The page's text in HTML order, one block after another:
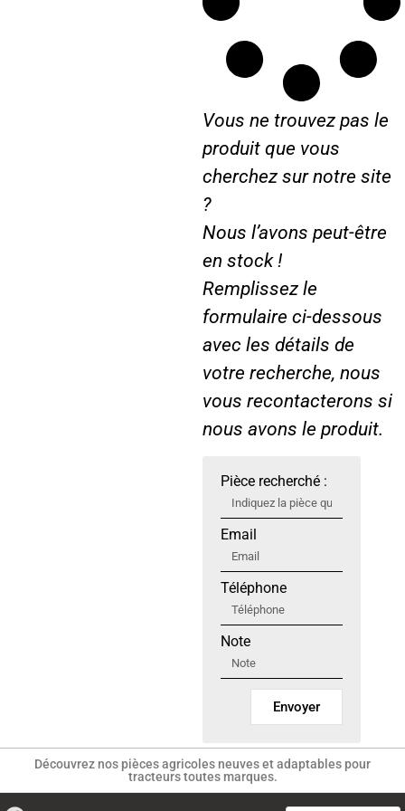
u
m
m
m
Vous ne trouvez pas le
produit que vous
cherchez sur notre site
?
Nous l’avons peut-être
en stock !
Remplissez le
formulaire ci-dessous
avec les détails de
votre recherche, nous
vous recontacterons si
nous avons le produit.
Pièce recherché :
Email
Téléphone
Note
Envoyer
Découvrez nos pièces agricoles neuves et adaptables pour
tracteurs toutes marques.